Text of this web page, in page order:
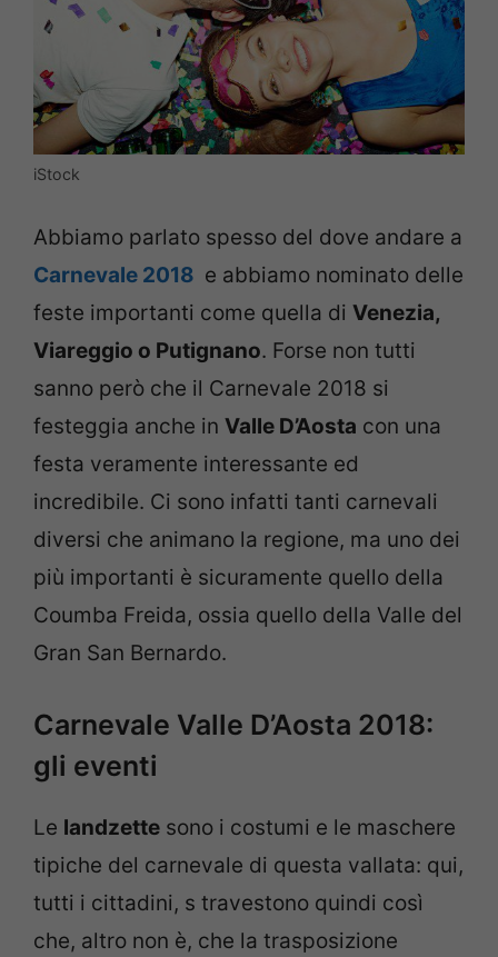
iStock
Abbiamo parlato spesso del dove andare a
Carnevale 2018 e abbiamo nominato delle
feste importanti come quella di Venezia,
Viareggio o Putignano. Forse non tutti
sanno però che il Carnevale 2018 si
festeggia anche in Valle D’Aosta con una
festa veramente interessante ed
incredibile. Ci sono infatti tanti carnevali
diversi che animano la regione, ma uno dei
più importanti è sicuramente quello della
Coumba Freida, ossia quello della Valle del
Gran San Bernardo.
Carnevale Valle D’Aosta 2018:
gli eventi
Le landzette sono i costumi e le maschere
tipiche del carnevale di questa vallata: qui,
tutti i cittadini, s travestono quindi così
che, altro non è, che la trasposizione